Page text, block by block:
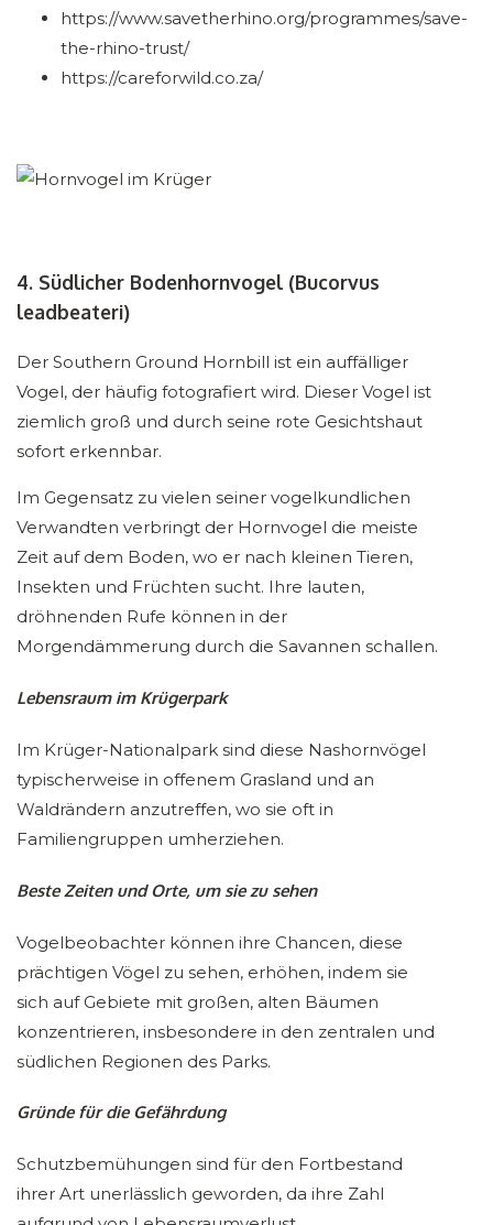
https://www.savetherhino.org/programmes/save-
the-rhino-trust/
https://careforwild.co.za/
4. Südlicher Bodenhornvogel (Bucorvus
leadbeateri)
Der Southern Ground Hornbill ist ein auffälliger
Vogel, der häufig fotografiert wird. Dieser Vogel ist
ziemlich groß und durch seine rote Gesichtshaut
sofort erkennbar.
Im Gegensatz zu vielen seiner vogelkundlichen
Verwandten verbringt der Hornvogel die meiste
Zeit auf dem Boden, wo er nach kleinen Tieren,
Insekten und Früchten sucht. Ihre lauten,
dröhnenden Rufe können in der
Morgendämmerung durch die Savannen schallen.
Lebensraum im Krügerpark
Im Krüger-Nationalpark sind diese Nashornvögel
typischerweise in offenem Grasland und an
Waldrändern anzutreffen, wo sie oft in
Familiengruppen umherziehen.
Beste Zeiten und Orte, um sie zu sehen
Vogelbeobachter können ihre Chancen, diese
prächtigen Vögel zu sehen, erhöhen, indem sie
sich auf Gebiete mit großen, alten Bäumen
konzentrieren, insbesondere in den zentralen und
südlichen Regionen des Parks.
Gründe für die Gefährdung
Schutzbemühungen sind für den Fortbestand
ihrer Art unerlässlich geworden, da ihre Zahl